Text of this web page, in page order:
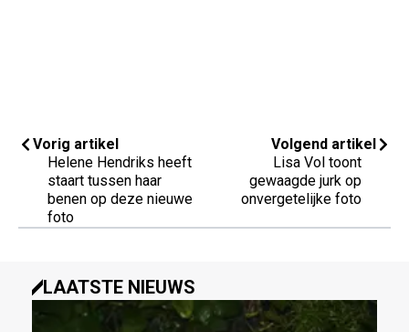
Vorig artikel
Helene Hendriks heeft
staart tussen haar
benen op deze nieuwe
foto
Volgend artikel
Lisa Vol toont
gewaagde jurk op
onvergetelijke foto
LAATSTE NIEUWS